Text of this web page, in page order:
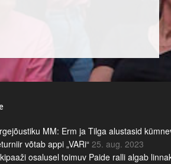
MM: Erm ja Tilga alustasid
võtab appi „VARi“ 25. aug. 2023
osalusel toimuv Paide ralli algab